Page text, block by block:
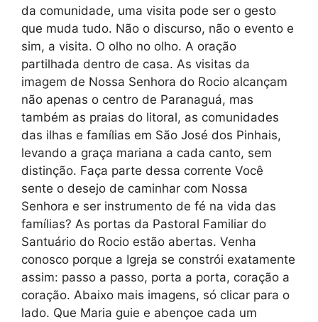
da comunidade, uma visita pode ser o gesto
que muda tudo. Não o discurso, não o evento e
sim, a visita. O olho no olho. A oração
partilhada dentro de casa. As visitas da
imagem de Nossa Senhora do Rocio alcançam
não apenas o centro de Paranaguá, mas
também as praias do litoral, as comunidades
das ilhas e famílias em São José dos Pinhais,
levando a graça mariana a cada canto, sem
distinção. Faça parte dessa corrente Você
sente o desejo de caminhar com Nossa
Senhora e ser instrumento de fé na vida das
famílias? As portas da Pastoral Familiar do
Santuário do Rocio estão abertas. Venha
conosco porque a Igreja se constrói exatamente
assim: passo a passo, porta a porta, coração a
coração. Abaixo mais imagens, só clicar para o
lado. Que Maria guie e abençoe cada um